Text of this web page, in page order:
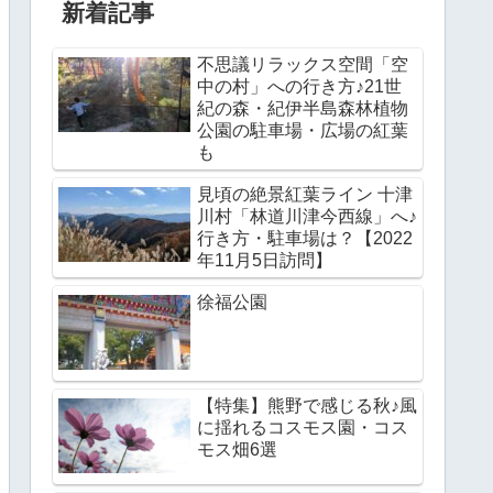
新着記事
不思議リラックス空間「空
中の村」への行き方♪21世
紀の森・紀伊半島森林植物
公園の駐車場・広場の紅葉
も
見頃の絶景紅葉ライン 十津
川村「林道川津今西線」へ♪
行き方・駐車場は？【2022
年11月5日訪問】
徐福公園
【特集】熊野で感じる秋♪風
に揺れるコスモス園・コス
モス畑6選